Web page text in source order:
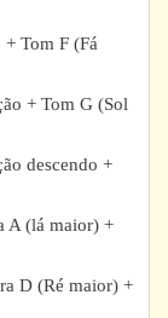
+ Tom F (Fá
+ Tom G (Sol
descendo +
A (lá maior) +
D (Ré maior) +